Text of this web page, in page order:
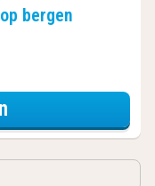
bergen
voor